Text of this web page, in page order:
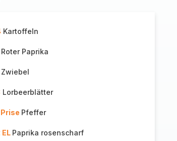
Kartoffeln
Roter Paprika
Zwiebel
Lorbeerblätter
Prise Pfeffer
EL Paprika rosenscharf